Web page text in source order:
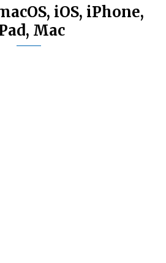
iOS, iPhone,
Mac